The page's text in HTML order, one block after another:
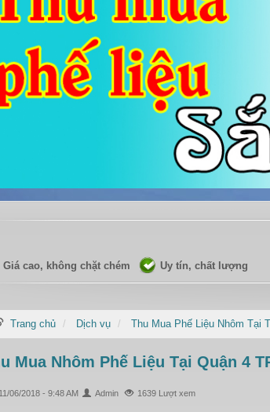
Giá cao, không chặt chém Uy tín, chất lượng
Trang chủ Dịch vụ Thu Mua Phế Liệu Nhôm Tại
Mua Nhôm Phế Liệu Tại Quận 4
11/06/2018 - 9:48 AM Admin 1639 Lượt xem